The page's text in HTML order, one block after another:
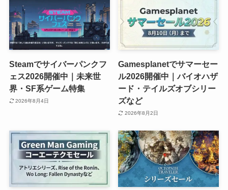
Steamでサイバーパンクフ
ェス2026開催中｜未来世
界・SF系ゲーム特集
2026年8月4日
Gamesplanetでサマーセー
ル2026開催中｜バイオハザ
ード・テイルズオブシリー
ズなど
2026年8月2日